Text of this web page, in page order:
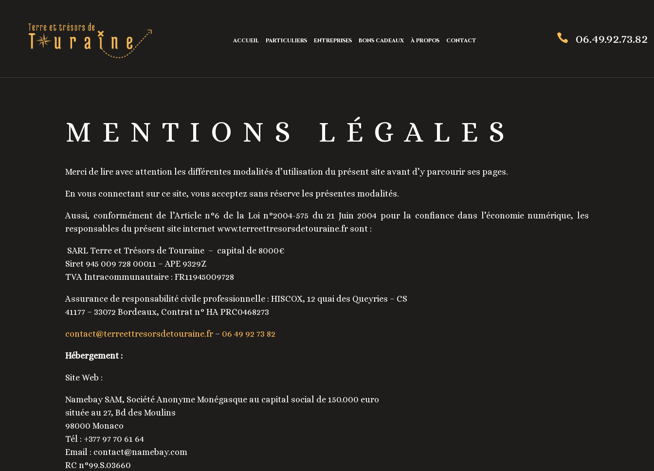
ACCUEIL PARTICULIERS ENTREPRISES BONS CADEAUX À PROPOS CONTACT  06.49.92.73.82
MENTIONS LÉGALES
Merci de lire avec attention les différentes modalités d’utilisation du présent site avant d’y parcourir ses pages.
En vous connectant sur ce site, vous acceptez sans réserve les présentes modalités.
Aussi, conformément de l’Article n°6 de la Loi n°2004-575 du 21 Juin 2004 pour la confiance dans l’économie numérique, les
responsables du présent site internet www.terreettresorsdetouraine.fr sont :
SARL Terre et Trésors de Touraine – capital de 8000€
Siret 945 009 728 00011 – APE 9329Z
TVA Intracommunautaire : FR11945009728
Assurance de responsabilité civile professionnelle : HISCOX, 12 quai des Queyries – CS
41177 – 33072 Bordeaux, Contrat n° HA PRC0468273
contact@terreettresorsdetouraine.fr – 06 49 92 73 82
Hébergement :
Site Web :
Namebay SAM, Société Anonyme Monégasque au capital social de 150.000 euro
située au 27, Bd des Moulins
98000 Monaco
Tél : +377 97 70 61 64
Email : contact@namebay.com
RC n°99.S.03660